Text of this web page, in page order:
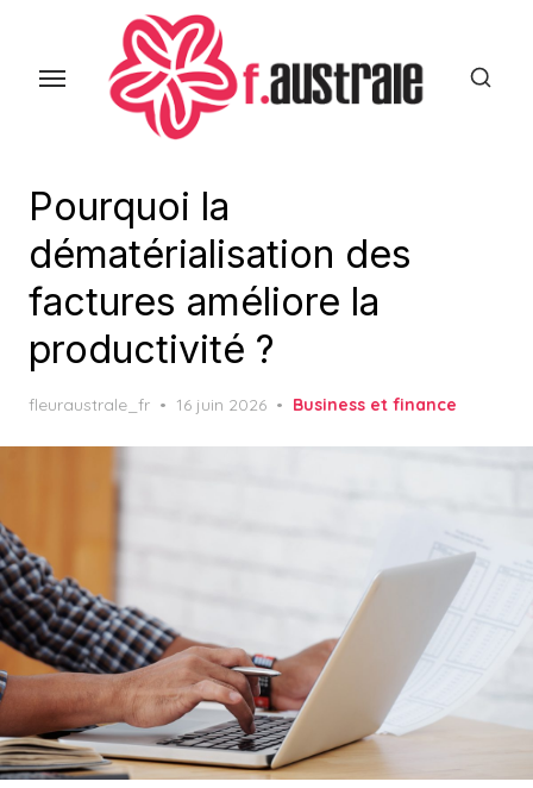
Pourquoi la
dématérialisation des
factures améliore la
productivité ?
fleuraustrale_fr
Posted
16 juin 2026 Business et finance